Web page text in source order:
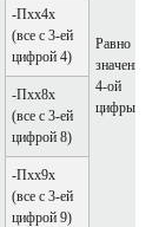
Равно
значению
4-ой
цифры
-Пхх4х
(все с 3-ей
цифрой 4)
-Пхх8х
(все с 3-ей
цифрой 8)
-Пхх9х
(все с 3-ей
цифрой 9)